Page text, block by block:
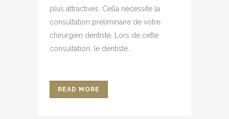
plus attractives. Cella nécessite la
consultation préliminaire de votre
chirurgien dentiste. Lors de cette
consultation, le dentiste...
READ MORE